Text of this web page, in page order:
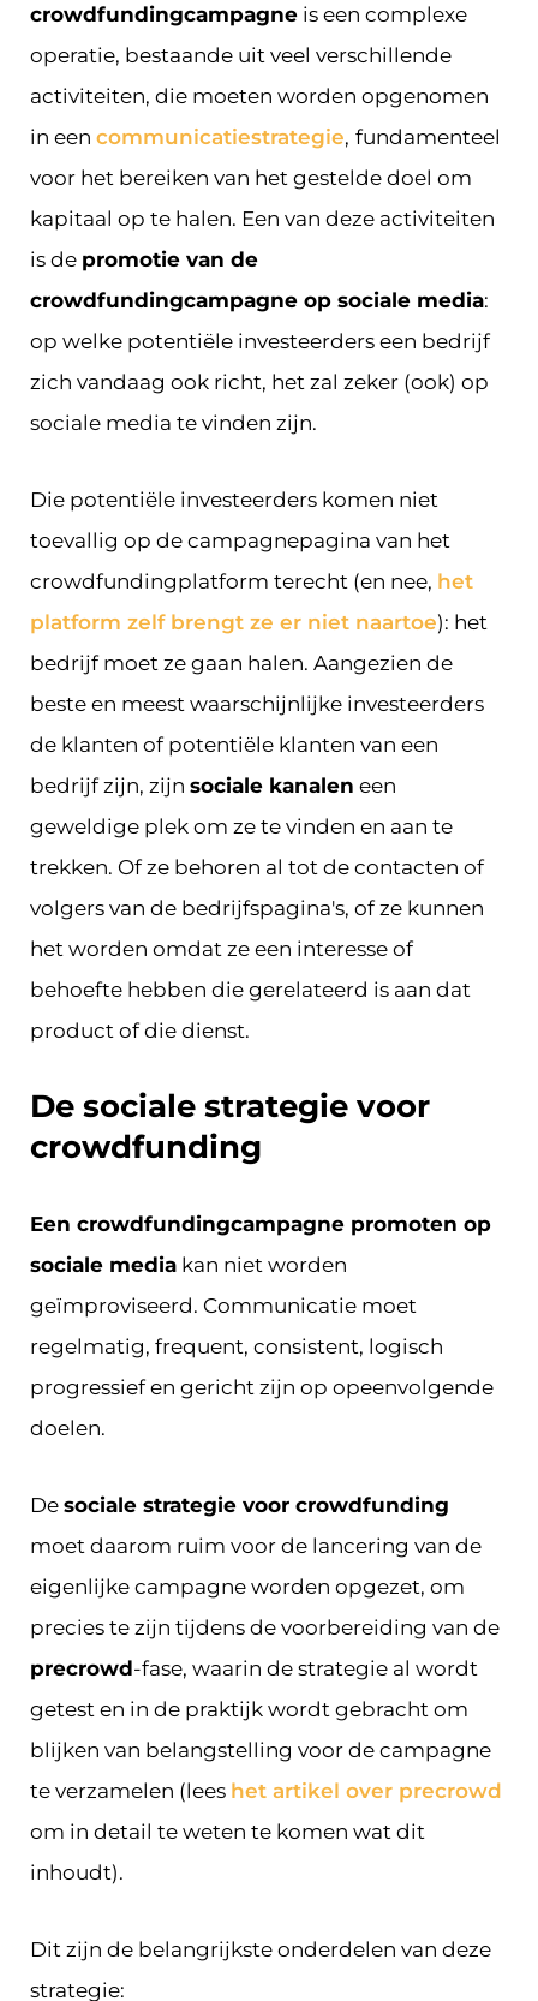
crowdfundingcampagne is een complexe
operatie, bestaande uit veel verschillende
activiteiten, die moeten worden opgenomen
in een communicatiestrategie, fundamenteel
voor het bereiken van het gestelde doel om
kapitaal op te halen. Een van deze activiteiten
is de promotie van de
crowdfundingcampagne op sociale media:
op welke potentiële investeerders een bedrijf
zich vandaag ook richt, het zal zeker (ook) op
sociale media te vinden zijn.
Die potentiële investeerders komen niet
toevallig op de campagnepagina van het
crowdfundingplatform terecht (en nee, het
platform zelf brengt ze er niet naartoe): het
bedrijf moet ze gaan halen. Aangezien de
beste en meest waarschijnlijke investeerders
de klanten of potentiële klanten van een
bedrijf zijn, zijn sociale kanalen een
geweldige plek om ze te vinden en aan te
trekken. Of ze behoren al tot de contacten of
volgers van de bedrijfspagina's, of ze kunnen
het worden omdat ze een interesse of
behoefte hebben die gerelateerd is aan dat
product of die dienst.
De sociale strategie voor
crowdfunding
Een crowdfundingcampagne promoten op
sociale media kan niet worden
geïmproviseerd. Communicatie moet
regelmatig, frequent, consistent, logisch
progressief en gericht zijn op opeenvolgende
doelen.
De sociale strategie voor crowdfunding
moet daarom ruim voor de lancering van de
eigenlijke campagne worden opgezet, om
precies te zijn tijdens de voorbereiding van de
precrowd-fase, waarin de strategie al wordt
getest en in de praktijk wordt gebracht om
blijken van belangstelling voor de campagne
te verzamelen (lees het artikel over precrowd
om in detail te weten te komen wat dit
inhoudt).
Dit zijn de belangrijkste onderdelen van deze
strategie: